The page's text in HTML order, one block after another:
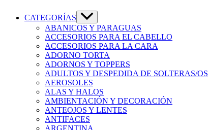
CATEGORÍAS
ABANICOS Y PARAGUAS
ACCESORIOS PARA EL CABELLO
ACCESORIOS PARA LA CARA
ADORNO TORTA
ADORNOS Y TOPPERS
ADULTOS Y DESPEDIDA DE SOLTERAS/OS
AEROSOLES
ALAS Y HALOS
AMBIENTACIÓN Y DECORACIÓN
ANTEOJOS Y LENTES
ANTIFACES
ARGENTINA